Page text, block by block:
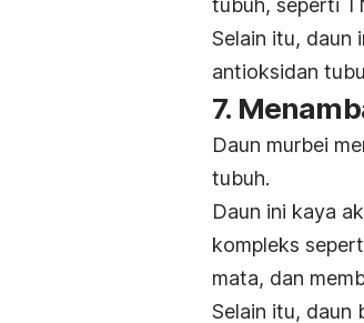
tubuh, seperti
Selain itu, daun
antioksidan
7.
Daun murbei
tubuh.
Daun ini kaya
kompleks
mata, dan
Selain itu, daun